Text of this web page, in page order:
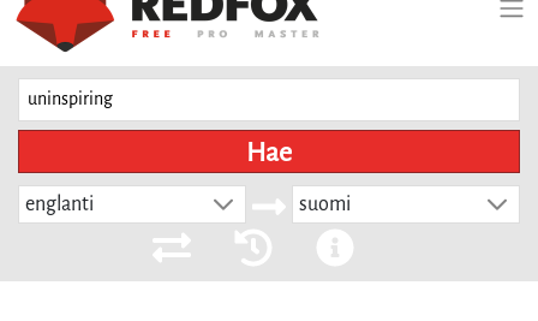
Hae
englanti suomi